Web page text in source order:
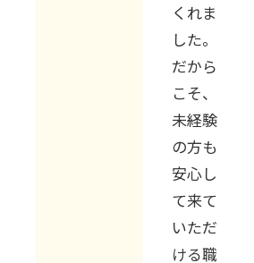
くれま
した。
だから
こそ、
未経験
の方も
安心し
て来て
いただ
ける職